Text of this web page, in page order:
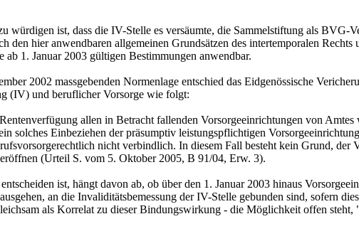
würdigen ist, dass die IV-Stelle es versäumte, die Sammelstiftung als BVG-
den hier anwendbaren allgemeinen Grundsätzen des intertemporalen Rechts
1. Januar 2003 gültigen Bestimmungen anwendbar.
2002 massgebenden Normenlage entschied das Eidgenössische
(IV) und beruflicher Vorsorge wie folgt:
allen in Betracht fallenden Vorsorgeeinrichtungen von
solches Einbeziehen der präsumptiv leistungspflichtigen
nicht verbindlich. In diesem Fall besteht kein Grund,
(Urteil S. vom 5. Oktober 2005, B 91/04, Erw. 3).
ist, hängt davon ab, ob über den 1. Januar 2003 hinaus
an die Invaliditätsbemessung der IV-Stelle gebunden sind, sofern
als Korrelat zu dieser Bindungswirkung - die Möglichkeit offen